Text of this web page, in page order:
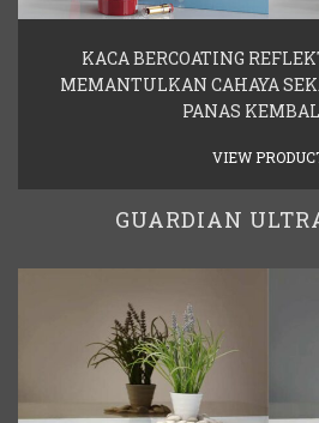
KACA BERCOATING
MEMANTULKAN CAHAYA
PANAS
VIEW
GUARDIAN